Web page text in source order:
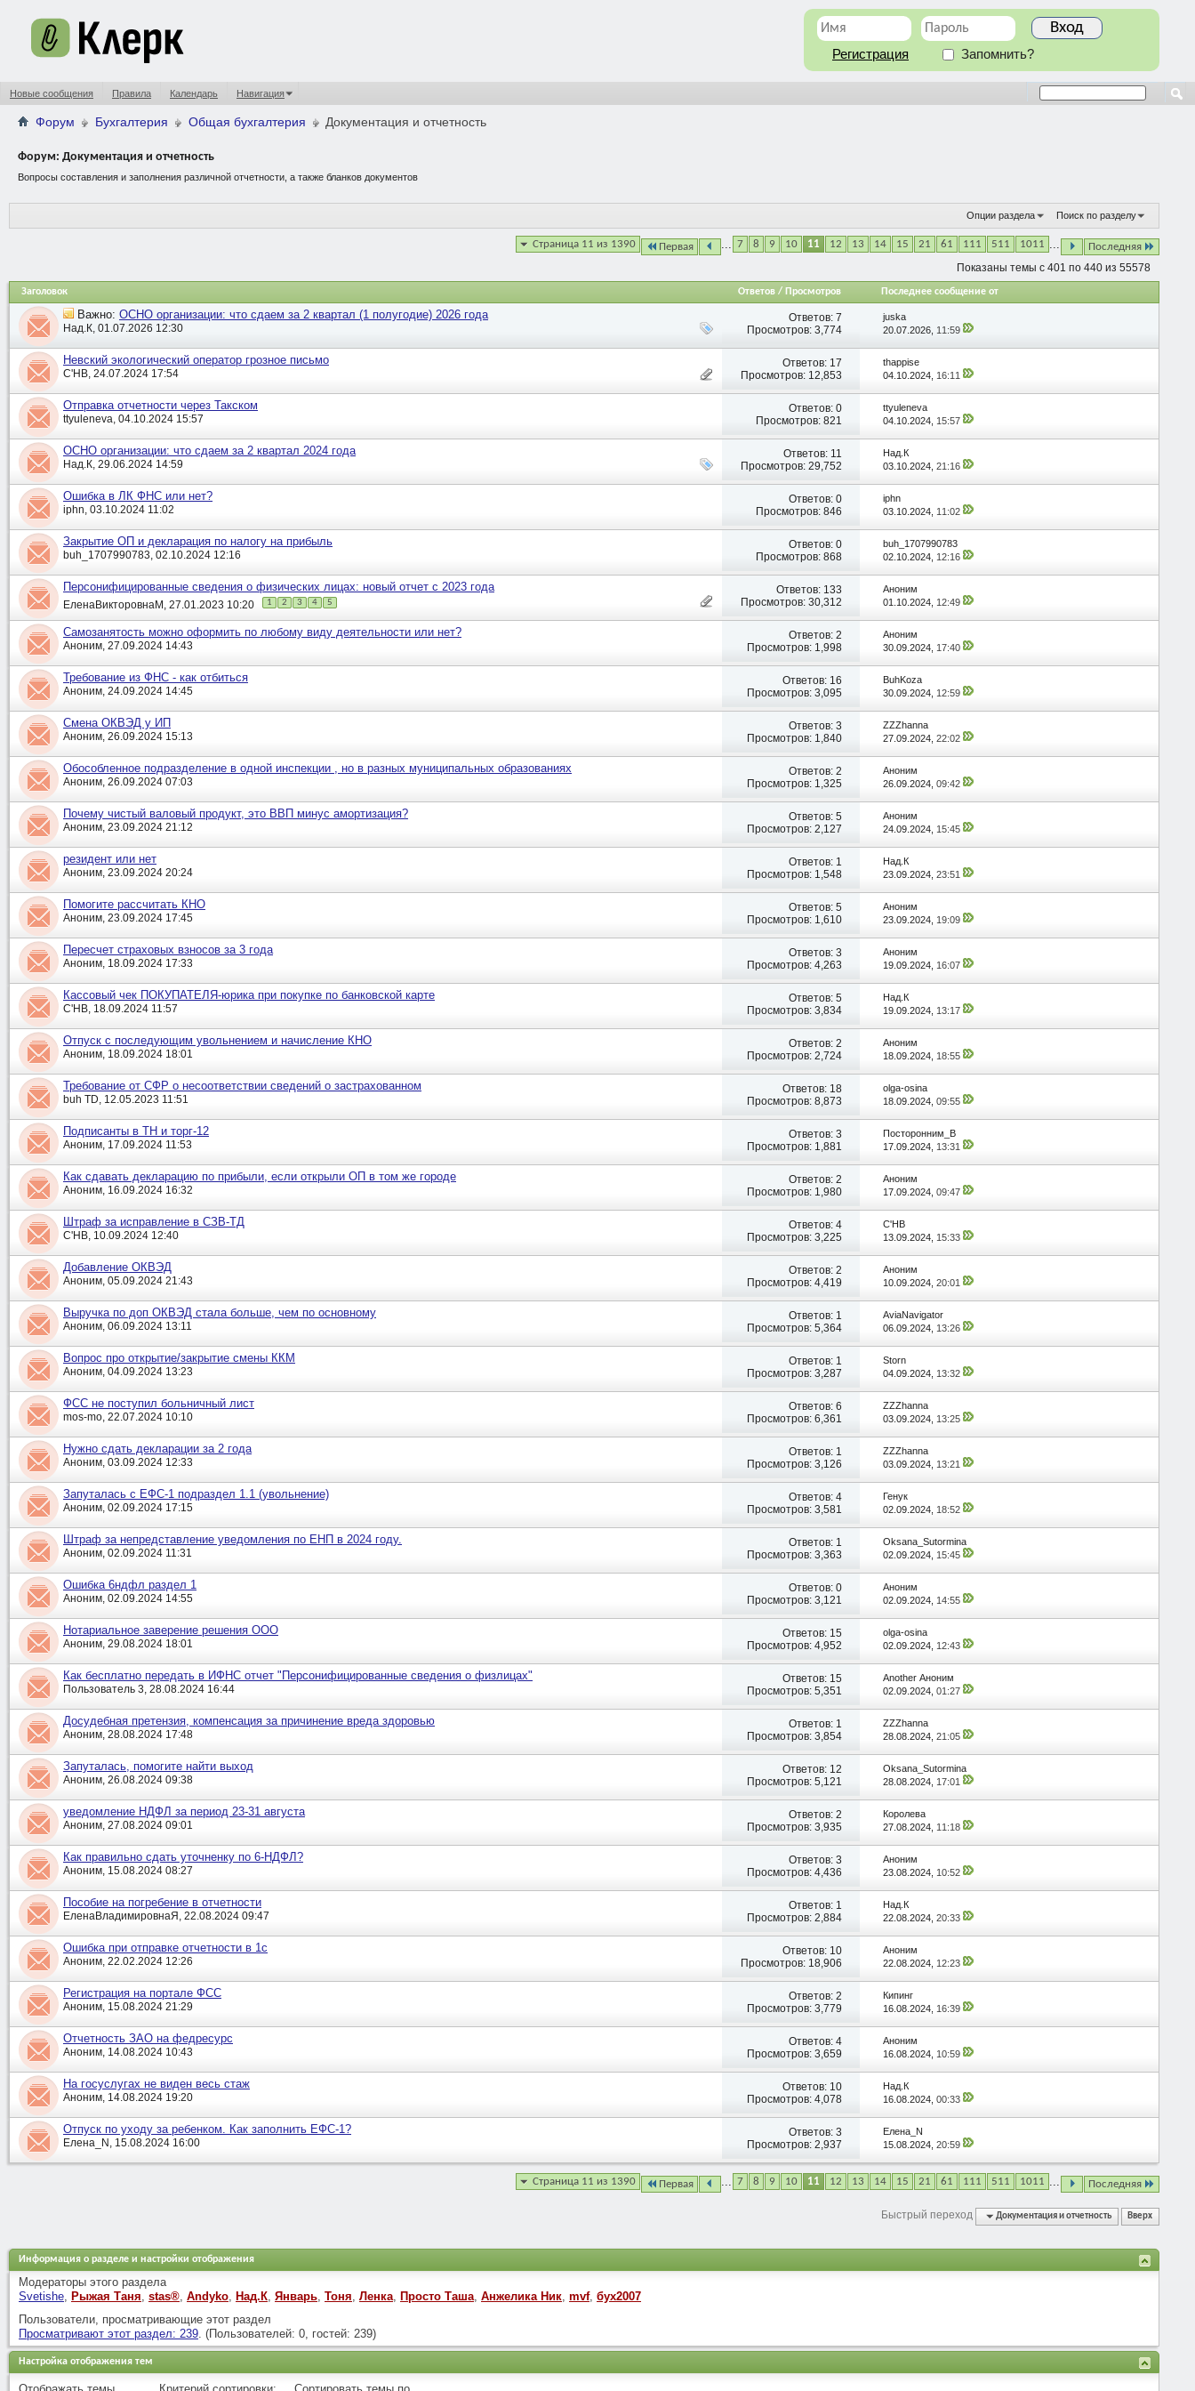
Регистрация Запомнить?
Новые сообщения Правила Календарь Навигация
Форум Бухгалтерия Общая бухгалтерия Документация и отчетность
Форум: Документация и отчетность
Вопросы составления и заполнения различной отчетности, а также бланков документов
Опции раздела Поиск по разделу
Страница 11 из 1390 Первая ... 7 8 9 10 11 12 13 14 15 21 61 111 511 1011 ... Последняя
Показаны темы с 401 по 440 из 55578
Заголовок Ответов / Просмотров Последнее сообщение от
Важно: ОСНО организации: что сдаем за 2 квартал (1 полугодие) 2026 года
Над.К, 01.07.2026 12:30
Ответов:7
Просмотров: 3,774
juska
20.07.2026, 11:59
Невский экологический оператор грозное письмо
С'НВ, 24.07.2024 17:54
Ответов: 17
Просмотров: 12,853
thappise
04.10.2024, 16:11
Отправка отчетности через Такском
ttyuleneva, 04.10.2024 15:57
Ответов:0
Просмотров: 821
ttyuleneva
04.10.2024, 15:57
ОСНО организации: что сдаем за 2 квартал 2024 года
Над.К, 29.06.2024 14:59
Ответов: 11
Просмотров: 29,752
Над.К
03.10.2024, 21:16
Ошибка в ЛК ФНС или нет?
iphn, 03.10.2024 11:02
Ответов:0
Просмотров: 846
iphn
03.10.2024, 11:02
Закрытие ОП и декларация по налогу на прибыль
buh_1707990783, 02.10.2024 12:16
Ответов:0
Просмотров: 868
buh_1707990783
02.10.2024, 12:16
Персонифицированные сведения о физических лицах: новый отчет с 2023 года
ЕленаВикторовнаМ, 27.01.2023 10:20 1 2 3 4 5
Ответов: 133
Просмотров: 30,312
Аноним
01.10.2024, 12:49
Самозанятость можно оформить по любому виду деятельности или нет?
Аноним, 27.09.2024 14:43
Ответов:2
Просмотров: 1,998
Аноним
30.09.2024, 17:40
Требование из ФНС - как отбиться
Аноним, 24.09.2024 14:45
Ответов: 16
Просмотров: 3,095
BuhKoza
30.09.2024, 12:59
Смена ОКВЭД у ИП
Аноним, 26.09.2024 15:13
Ответов:3
Просмотров: 1,840
ZZZhanna
27.09.2024, 22:02
Обособленное подразделение в одной инспекции , но в разных муниципальных образованиях
Аноним, 26.09.2024 07:03
Ответов:2
Просмотров: 1,325
Аноним
26.09.2024, 09:42
Почему чистый валовый продукт, это ВВП минус амортизация?
Аноним, 23.09.2024 21:12
Ответов:5
Просмотров: 2,127
Аноним
24.09.2024, 15:45
резидент или нет
Аноним, 23.09.2024 20:24
Ответов: 1
Просмотров: 1,548
Над.К
23.09.2024, 23:51
Помогите рассчитать КНО
Аноним, 23.09.2024 17:45
Ответов:5
Просмотров: 1,610
Аноним
23.09.2024, 19:09
Пересчет страховых взносов за 3 года
Аноним, 18.09.2024 17:33
Ответов:3
Просмотров: 4,263
Аноним
19.09.2024, 16:07
Кассовый чек ПОКУПАТЕЛЯ-юрика при покупке по банковской карте
С'НВ, 18.09.2024 11:57
Ответов:5
Просмотров: 3,834
Над.К
19.09.2024, 13:17
Отпуск с последующим увольнением и начисление КНО
Аноним, 18.09.2024 18:01
Ответов:2
Просмотров: 2,724
Аноним
18.09.2024, 18:55
Требование от СФР о несоответствии сведений о застрахованном
buh TD, 12.05.2023 11:51
Ответов: 18
Просмотров: 8,873
olga-osina
18.09.2024, 09:55
Подписанты в ТН и торг-12
Аноним, 17.09.2024 11:53
Ответов:3
Просмотров: 1,881
Посторонним_В
17.09.2024, 13:31
Как сдавать декларацию по прибыли, если открыли ОП в том же городе
Аноним, 16.09.2024 16:32
Ответов:2
Просмотров: 1,980
Аноним
17.09.2024, 09:47
Штраф за исправление в СЗВ-ТД
С'НВ, 10.09.2024 12:40
Ответов:4
Просмотров: 3,225
С'НВ
13.09.2024, 15:33
Добавление ОКВЭД
Аноним, 05.09.2024 21:43
Ответов:2
Просмотров: 4,419
Аноним
10.09.2024, 20:01
Выручка по доп ОКВЭД стала больше, чем по основному
Аноним, 06.09.2024 13:11
Ответов: 1
Просмотров: 5,364
AviaNavigator
06.09.2024, 13:26
Вопрос про открытие/закрытие смены ККМ
Аноним, 04.09.2024 13:23
Ответов: 1
Просмотров: 3,287
Storn
04.09.2024, 13:32
ФСС не поступил больничный лист
mos-mo, 22.07.2024 10:10
Ответов:6
Просмотров: 6,361
ZZZhanna
03.09.2024, 13:25
Нужно сдать декларации за 2 года
Аноним, 03.09.2024 12:33
Ответов: 1
Просмотров: 3,126
ZZZhanna
03.09.2024, 13:21
Запуталась с ЕФС-1 подраздел 1.1 (увольнение)
Аноним, 02.09.2024 17:15
Ответов:4
Просмотров: 3,581
Генук
02.09.2024, 18:52
Штраф за непредставление уведомления по ЕНП в 2024 году.
Аноним, 02.09.2024 11:31
Ответов: 1
Просмотров: 3,363
Oksana_Sutormina
02.09.2024, 15:45
Ошибка 6ндфл раздел 1
Аноним, 02.09.2024 14:55
Ответов:0
Просмотров: 3,121
Аноним
02.09.2024, 14:55
Нотариальное заверение решения ООО
Аноним, 29.08.2024 18:01
Ответов: 15
Просмотров: 4,952
olga-osina
02.09.2024, 12:43
Как бесплатно передать в ИФНС отчет "Персонифицированные сведения о физлицах"
Пользователь 3, 28.08.2024 16:44
Ответов: 15
Просмотров: 5,351
Another Аноним
02.09.2024, 01:27
Досудебная претензия, компенсация за причинение вреда здоровью
Аноним, 28.08.2024 17:48
Ответов: 1
Просмотров: 3,854
ZZZhanna
28.08.2024, 21:05
Запуталась, помогите найти выход
Аноним, 26.08.2024 09:38
Ответов: 12
Просмотров: 5,121
Oksana_Sutormina
28.08.2024, 17:01
уведомление НДФЛ за период 23-31 августа
Аноним, 27.08.2024 09:01
Ответов:2
Просмотров: 3,935
Королева
27.08.2024, 11:18
Как правильно сдать уточненку по 6-НДФЛ?
Аноним, 15.08.2024 08:27
Ответов:3
Просмотров: 4,436
Аноним
23.08.2024, 10:52
Пособие на погребение в отчетности
ЕленаВладимировнаЯ, 22.08.2024 09:47
Ответов: 1
Просмотров: 2,884
Над.К
22.08.2024, 20:33
Ошибка при отправке отчетности в 1с
Аноним, 22.02.2024 12:26
Ответов: 10
Просмотров: 18,906
Аноним
22.08.2024, 12:23
Регистрация на портале ФСС
Аноним, 15.08.2024 21:29
Ответов:2
Просмотров: 3,779
Кипинг
16.08.2024, 16:39
Отчетность ЗАО на федресурс
Аноним, 14.08.2024 10:43
Ответов:4
Просмотров: 3,659
Аноним
16.08.2024, 10:59
На госуслугах не виден весь стаж
Аноним, 14.08.2024 19:20
Ответов: 10
Просмотров: 4,078
Над.К
16.08.2024, 00:33
Отпуск по уходу за ребенком. Как заполнить ЕФС-1?
Елена_N, 15.08.2024 16:00
Ответов:3
Просмотров: 2,937
Елена_N
15.08.2024, 20:59
Страница 11 из 1390 Первая ... 7 8 9 10 11 12 13 14 15 21 61 111 511 1011 ... Последняя
Быстрый переход Документация и отчетность Вверх
Информация о разделе и настройки отображения
Модераторы этого раздела
Svetishe, Рыжая Таня, stas®, Andyko, Над.К, Январь, Тоня, Ленка, Просто Таша, Анжелика Ник, mvf, бух2007
Пользователи, просматривающие этот раздел
Просматривают этот раздел: 239. (Пользователей: 0, гостей: 239)
Настройка отображения тем